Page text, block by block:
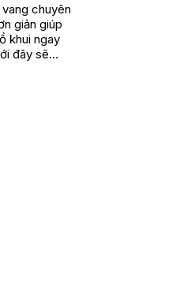
chuyên
giản giúp
khui ngay
đây sẽ